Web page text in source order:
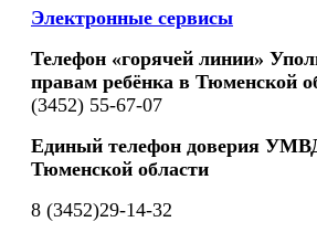
Электронные сервисы
Телефон «горячей линии»
правам ребёнка в Тюменской
(3452) 55-67-07
Единый телефон доверия
Тюменской области
8 (3452)29-14-32